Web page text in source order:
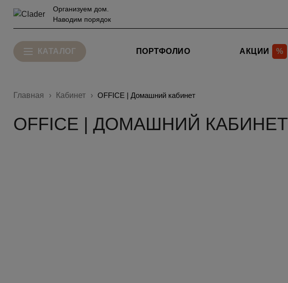
Организуем дом.
Наводим порядок
КАТАЛОГ ПОРТФОЛИО АКЦИИ %
Главная Кабинет OFFICE | Домашний кабинет
OFFICE | ДОМАШНИЙ КАБИНЕТ